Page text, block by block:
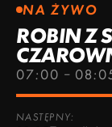
NA ŻYWO
ROBIN Z
07:00 –
NASTĘPNY: